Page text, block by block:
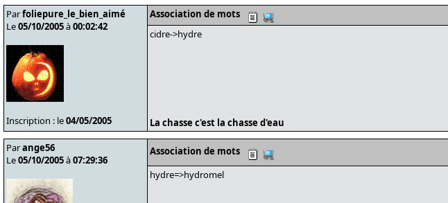
Parfoliepure_le_bien_aimé
Le05/10/2005à00:02:42
Inscription : le04/05/2005
Association de mots
cidre->hydre
La chasse c'est la chasse d'eau
Parange56
Le05/10/2005à07:29:36
Association de mots
hydre=>hydromel